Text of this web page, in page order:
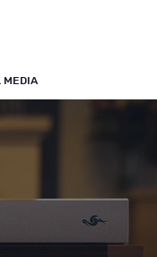
MEDIA